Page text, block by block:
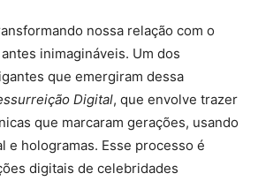
nossa relação com o
inimagináveis. Um dos
que emergiram dessa
Digital, que envolve trazer
que marcaram gerações, usando
e hologramas. Esse processo é
digitais de celebridades